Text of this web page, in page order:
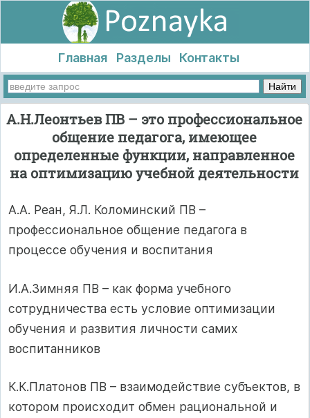
Главная Разделы Контакты
А.Н.Леонтьев ПВ – это профессиональное
общение педагога, имеющее
определенные функции, направленное
на оптимизацию учебной деятельности
А.А. Реан, Я.Л. Коломинский ПВ –
профессиональное общение педагога в
процессе обучения и воспитания
И.А.Зимняя ПВ – как форма учебного
сотрудничества есть условие оптимизации
обучения и развития личности самих
воспитанников
К.К.Платонов ПВ – взаимодействие субъектов, в
котором происходит обмен рациональной и